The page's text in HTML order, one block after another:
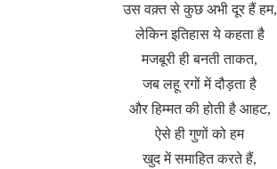
उस वक़्त से कुछ अभी दूर हैं हम,
लेकिन इतिहास ये कहता है
मजबूरी ही बनती ताकत,
जब लहू रगों में दौड़ता है
और हिम्मत की होती है आहट,
ऐसे ही गुणों को हम
खुद में समाहित करते हैं,